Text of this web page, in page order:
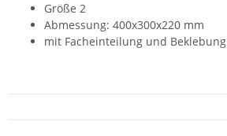
Größe 2
Abmessung: 400x300x220 mm
mit Facheinteilung und Beklebung